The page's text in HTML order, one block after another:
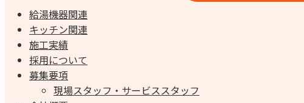
給湯機器関連
キッチン関連
施工実績
採用について
募集要項
現場スタッフ・サービススタッフ